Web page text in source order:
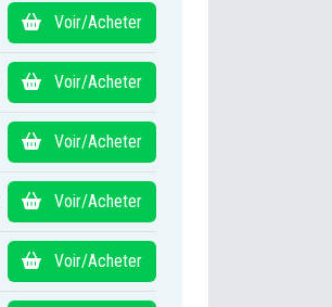
Voir/Acheter
Voir/Acheter
Voir/Acheter
Voir/Acheter
Voir/Acheter